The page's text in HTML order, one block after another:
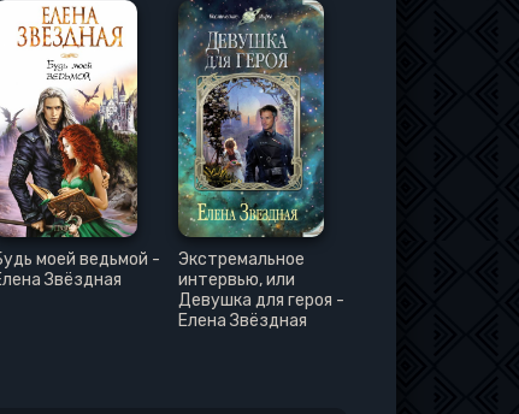
моей ведьмой -
Звёздная
Экстремальное
интервью, или
Девушка для героя -
Елена Звёздная